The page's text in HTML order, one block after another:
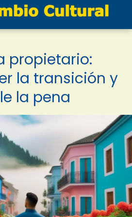
propietario:
la transición y
la pena